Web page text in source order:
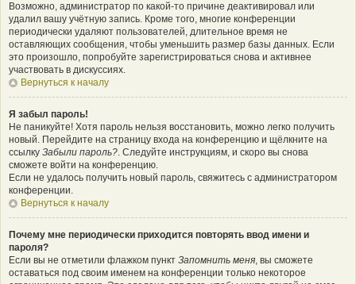
Возможно, администратор по какой-то причине деактивировал или
удалил вашу учётную запись. Кроме того, многие конференции
периодически удаляют пользователей, длительное время не
оставляющих сообщения, чтобы уменьшить размер базы данных. Если
это произошло, попробуйте зарегистрироваться снова и активнее
участвовать в дискуссиях.
Вернуться к началу
Я забыл пароль!
Не паникуйте! Хотя пароль нельзя восстановить, можно легко получить
новый. Перейдите на страницу входа на конференцию и щёлкните на
ссылку Забыли пароль?. Следуйте инструкциям, и скоро вы снова
сможете войти на конференцию.
Если не удалось получить новый пароль, свяжитесь с администратором
конференции.
Вернуться к началу
Почему мне периодически приходится повторять ввод имени и
пароля?
Если вы не отметили флажком пункт Запомнить меня, вы сможете
оставаться под своим именем на конференции только некоторое